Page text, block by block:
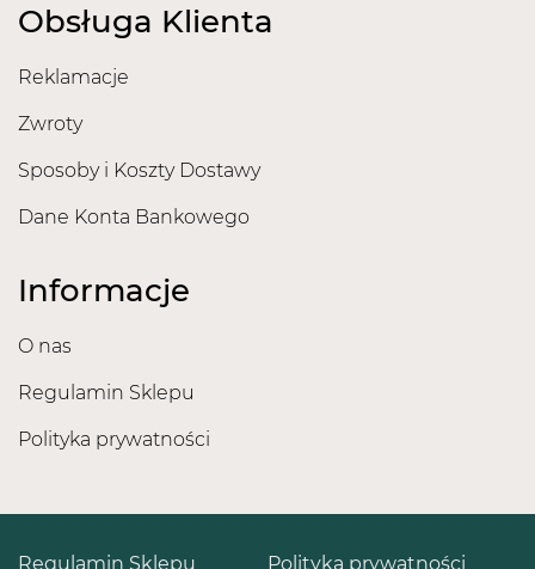
Obsługa Klienta
Reklamacje
Zwroty
Sposoby i Koszty Dostawy
Dane Konta Bankowego
Informacje
O nas
Regulamin Sklepu
Polityka prywatności
Polityka prywatności
Regulamin Sklepu